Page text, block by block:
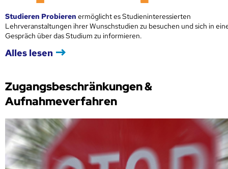
Studieren Probieren ermöglicht es Studieninteressierten
Lehrveranstaltungen ihrer Wunschstudien zu besuchen und sich in
Gespräch über das Studium zu informieren.
Alles lesen
Zugangsbeschränkungen &
Aufnahmeverfahren